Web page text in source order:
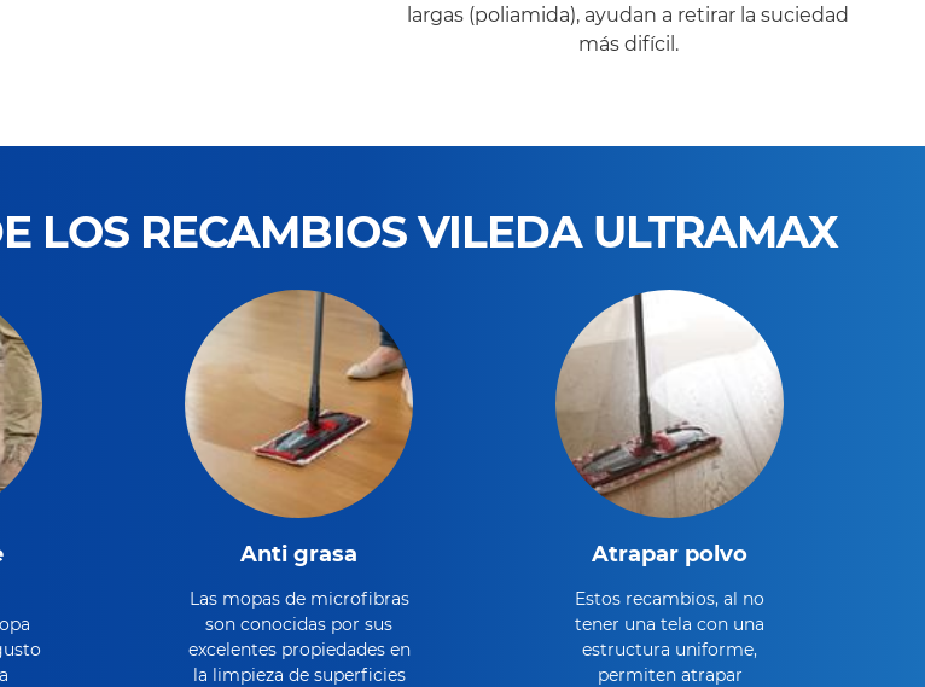
largas (poliamida), ayudan a retirar la suciedad
más difícil.
LOS RECAMBIOS VILEDA ULTRAMAX
Anti grasa
Las mopas de microfibras
son conocidas por sus
excelentes propiedades en
la limpieza de superficies
Atrapar polvo
Estos recambios, al no
tener una tela con una
estructura uniforme,
permiten atrapar